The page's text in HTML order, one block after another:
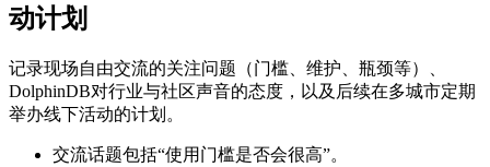
动计划
记录现场自由交流的关注问题（门槛、维护、瓶颈等）、
DolphinDB对行业与社区声音的态度，以及后续在多城市定期
举办线下活动的计划。
交流话题包括“使用门槛是否会很高”。